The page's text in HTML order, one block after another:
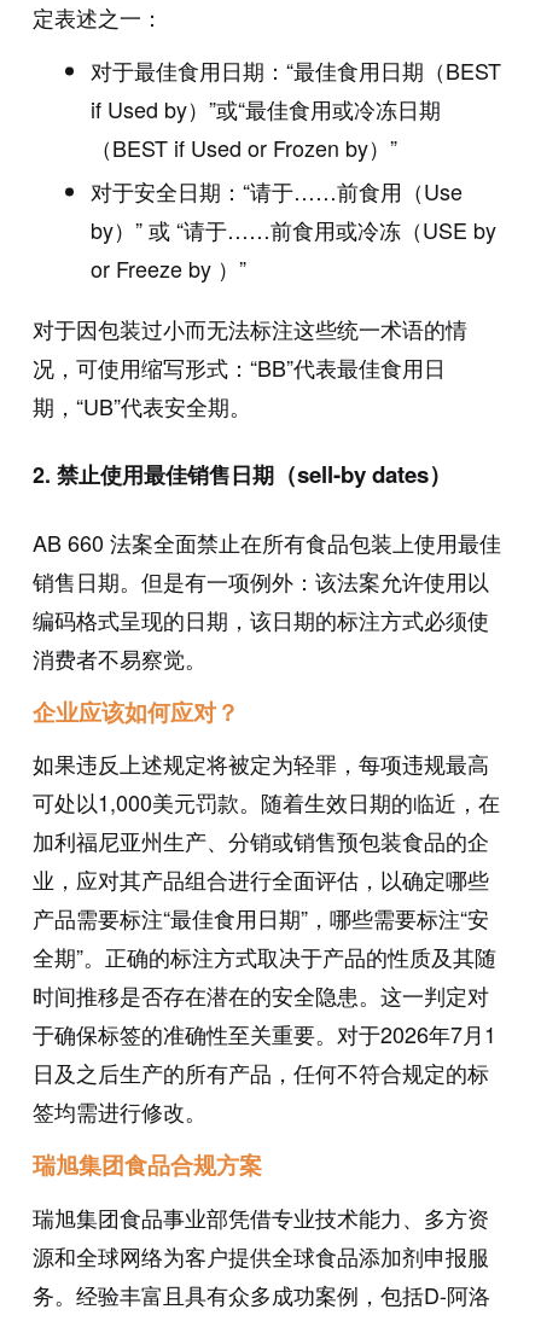
定表述之一：
对于最佳食用日期：“最佳食用日期（BEST
if Used by）”或“最佳食用或冷冻日期
（BEST if Used or Frozen by）”
对于安全日期：“请于……前食用（Use
by）” 或 “请于……前食用或冷冻（USE by
or Freeze by ）”
对于因包装过小而无法标注这些统一术语的情
况，可使用缩写形式：“BB”代表最佳食用日
期，“UB”代表安全期。
2. 禁止使用最佳销售日期（sell-by dates）
AB 660 法案全面禁止在所有食品包装上使用最佳
销售日期。但是有一项例外：该法案允许使用以
编码格式呈现的日期，该日期的标注方式必须使
消费者不易察觉。
企业应该如何应对？
如果违反上述规定将被定为轻罪，每项违规最高
可处以1,000美元罚款。随着生效日期的临近，在
加利福尼亚州生产、分销或销售预包装食品的企
业，应对其产品组合进行全面评估，以确定哪些
产品需要标注“最佳食用日期”，哪些需要标注“安
全期”。正确的标注方式取决于产品的性质及其随
时间推移是否存在潜在的安全隐患。这一判定对
于确保标签的准确性至关重要。对于2026年7月1
日及之后生产的所有产品，任何不符合规定的标
签均需进行修改。
瑞旭集团食品合规方案
瑞旭集团食品事业部凭借专业技术能力、多方资
源和全球网络为客户提供全球食品添加剂申报服
务。经验丰富且具有众多成功案例，包括D-阿洛